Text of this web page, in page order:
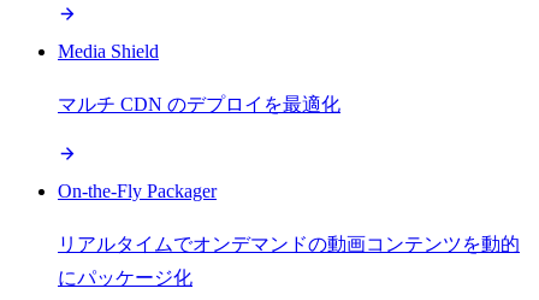
Media Shield
マルチ CDN のデプロイを最適化
On-the-Fly Packager
リアルタイムでオンデマンドの動画コンテンツを動的
にパッケージ化